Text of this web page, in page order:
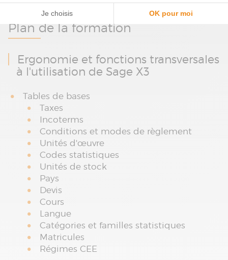
Plan de la formation
Ergonomie et fonctions transversales
à l'utilisation de Sage X3
Tables de bases
Taxes
Incoterms
Conditions et modes de règlement
Unités d'œuvre
Codes statistiques
Unités de stock
Pays
Devis
Cours
Langue
Catégories et familles statistiques
Matricules
Régimes CEE